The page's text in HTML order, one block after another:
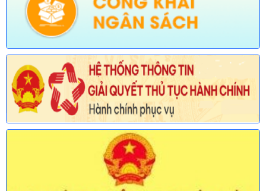
Số:678/TB-UBND
Tên:(Thông báo về việc công bố Danh mục thủ tục hành chính
mới ban hành và bị bãi bỏ lĩnh vực Viên chức thuộc phạm vi
chức năng quản lý của Sở Nội vụ)
Ngày ban hành: (30/07/2026)